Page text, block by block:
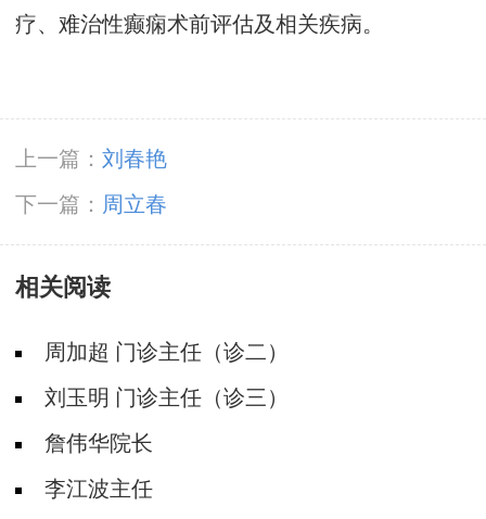
疗、难治性癫痫术前评估及相关疾病。
上一篇： 刘春艳
下一篇： 周立春
相关阅读
周加超 门诊主任（诊二）
刘玉明 门诊主任（诊三）
詹伟华院长
李江波主任